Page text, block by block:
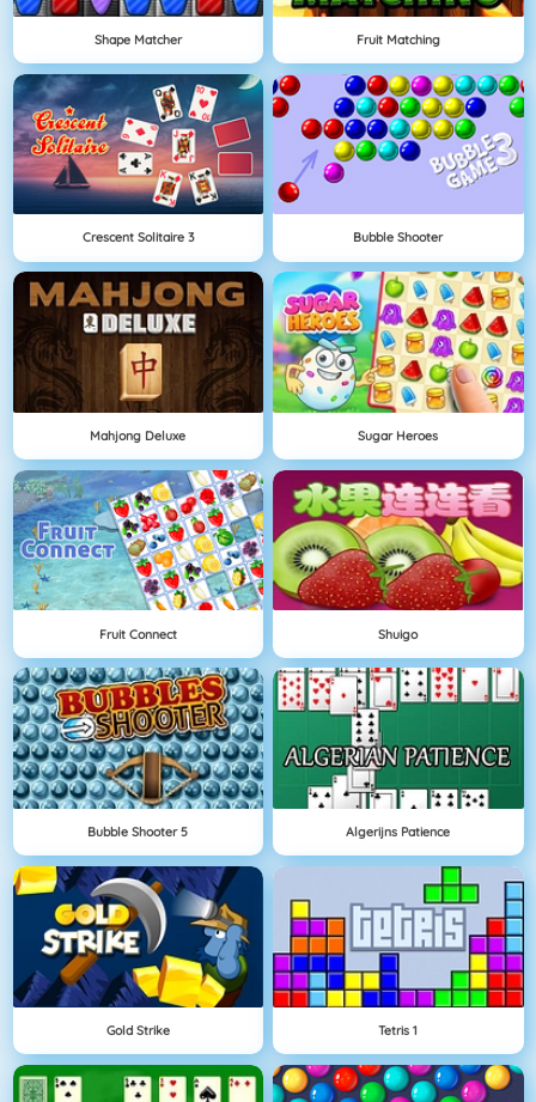
Shape Matcher Fruit Matching
Crescent Solitaire 3 Bubble Shooter
Mahjong Deluxe Sugar Heroes
Fruit Connect Shuigo
Bubble Shooter 5 Algerijns Patience
Gold Strike Tetris 1